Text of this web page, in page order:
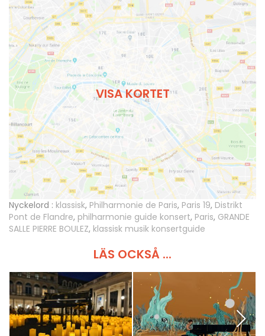
VISA KORTET
Nyckelord : klassisk, Philharmonie de Paris, Paris 19, Distrikt
Pont de Flandre, philharmonie guide konsert, Paris, GRANDE
SALLE PIERRE BOULEZ, klassisk musik konsertguide
LÄS OCKSÅ ...